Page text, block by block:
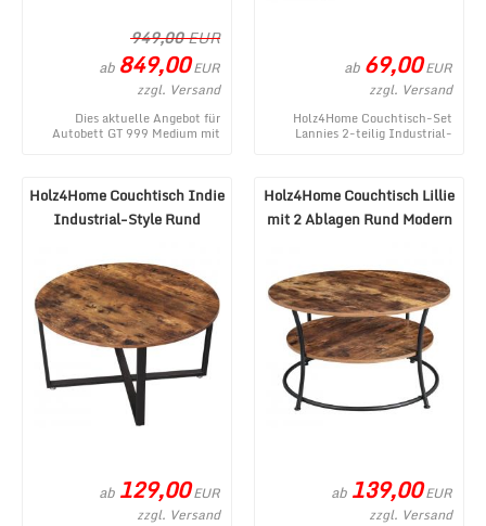
949,00EUR
ab 849,00EUR
zzgl. Versand
Dies aktuelle Angebot für
Autobett GT 999 Medium mit
ab 69,00EUR
zzgl. Versand
Holz4Home Couchtisch-Set
Lannies 2-teilig Industrial-
Holz4Home Couchtisch Indie
Industrial-Style Rund
ab 129,00EUR
zzgl. Versand
Holz4Home Couchtisch Lillie
mit 2 Ablagen Rund Modern
ab 139,00EUR
zzgl. Versand